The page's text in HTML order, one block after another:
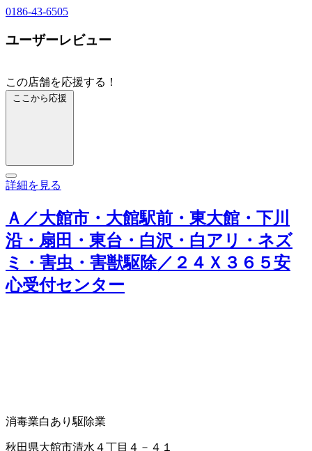
0186-43-6505
ユーザーレビュー
この店舗を応援する！
ここから応援
詳細を見る
Ａ／大館市・大館駅前・東大館・下川
沿・扇田・東台・白沢・白アリ・ネズ
ミ・害虫・害獣駆除／２４Ｘ３６５安
心受付センター
消毒業白あり駆除業
秋田県大館市清水４丁目４－４１